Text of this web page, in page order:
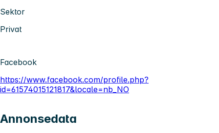
Sektor
Privat
Facebook
https://www.facebook.com/profile.php?
id=61574015121817&locale=nb_NO
Annonsedata